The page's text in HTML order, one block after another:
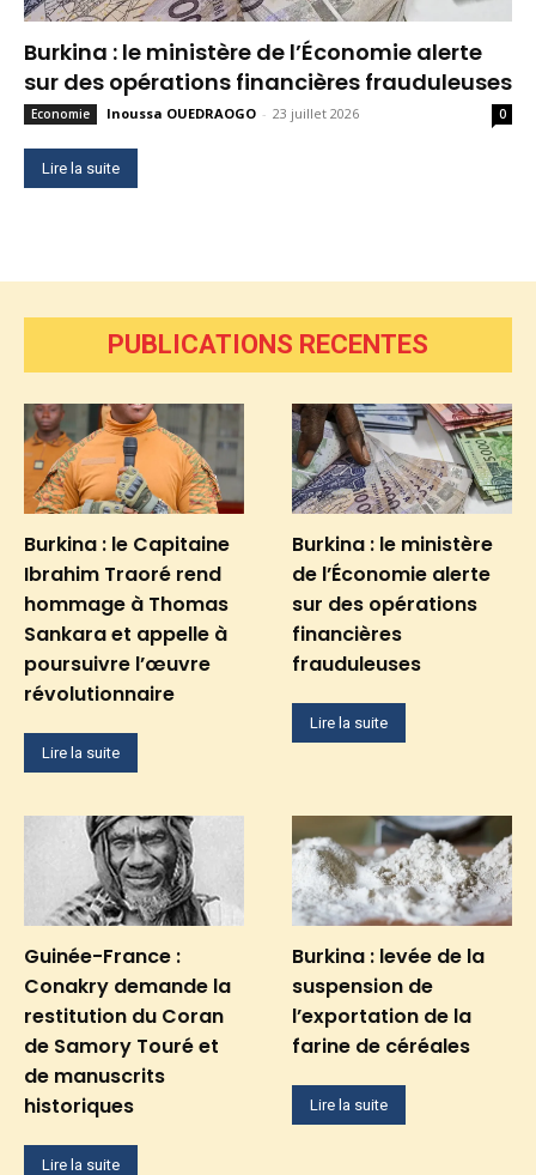
Burkina : le ministère de l’Économie alerte
sur des opérations financières frauduleuses
Economie Inoussa OUEDRAOGO - 23 juillet 2026 0
Lire la suite
PUBLICATIONS RECENTES
Burkina : le Capitaine
Ibrahim Traoré rend
hommage à Thomas
Sankara et appelle à
poursuivre l’œuvre
révolutionnaire
Lire la suite
Burkina : le ministère
de l’Économie alerte
sur des opérations
financières
frauduleuses
Lire la suite
Guinée-France :
Conakry demande la
restitution du Coran
de Samory Touré et
de manuscrits
historiques
Lire la suite
Burkina : levée de la
suspension de
l’exportation de la
farine de céréales
Lire la suite